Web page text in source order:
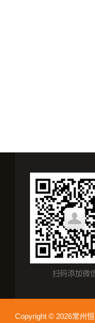
扫码添加微
Copyright © 2026常州